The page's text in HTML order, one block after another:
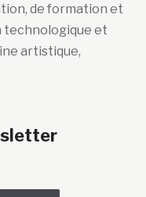
de formation et
technologique et
artistique,